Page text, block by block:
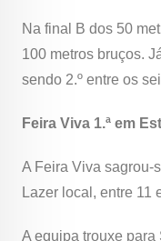
Na final B dos 50
100 metros bruços.
sendo 2.º entre os
Feira Viva 1.ª em
A Feira Viva sagrou-
Lazer local, entre 11
A equipa trouxe